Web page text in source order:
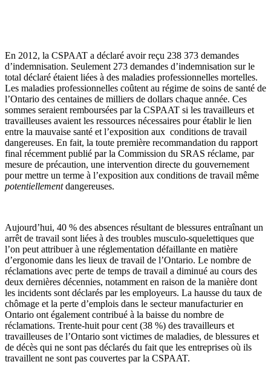
En 2012, la CSPAAT a déclaré avoir reçu 238 373 demandes
d’indemnisation. Seulement 273 demandes d’indemnisation sur le
total déclaré étaient liées à des maladies professionnelles mortelles.
Les maladies professionnelles coûtent au régime de soins de santé de
l’Ontario des centaines de milliers de dollars chaque année. Ces
sommes seraient remboursées par la CSPAAT si les travailleurs et
travailleuses avaient les ressources nécessaires pour établir le lien
entre la mauvaise santé et l’exposition aux conditions de travail
dangereuses. En fait, la toute première recommandation du rapport
final récemment publié par la Commission du SRAS réclame, par
mesure de précaution, une intervention directe du gouvernement
pour mettre un terme à l’exposition aux conditions de travail même
potentiellementdangereuses.
Aujourd’hui, 40 % des absences résultant de blessures entraînant un
arrêt de travail sont liées à des troubles musculo-squelettiques que
l’on peut attribuer à une réglementation défaillante en matière
d’ergonomie dans les lieux de travail de l’Ontario. Le nombre de
réclamations avec perte de temps de travail a diminué au cours des
deux dernières décennies, notamment en raison de la manière dont
les incidents sont déclarés par les employeurs. La hausse du taux de
chômage et la perte d’emplois dans le secteur manufacturier en
Ontario ont également contribué à la baisse du nombre de
réclamations. Trente-huit pour cent (38 %) des travailleurs et
travailleuses de l’Ontario sont victimes de maladies, de blessures et
de décès qui ne sont pas déclarés du fait que les entreprises où ils
travaillent ne sont pas couvertes par la CSPAAT.